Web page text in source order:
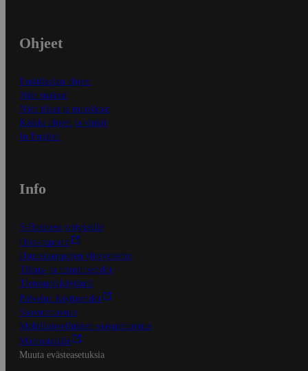
Ohjeet
Ensitilaajan ohjeet
Näin maksat
Näin tilaat ja muokkaat
Kaikki ohjeet ja vinkit
In English
Info
S-Business yrityksille
Oiva-raportit
Osuuskauppojen yhteystiedot
Tilaus- ja toimitusehdot
Tietosuojakäytäntö
Palvelun käyttöehdot
Saavutettavuus
Mobiilisovelluksen saavutettavuus
Mainostajalle
Muuta evästeasetuksia